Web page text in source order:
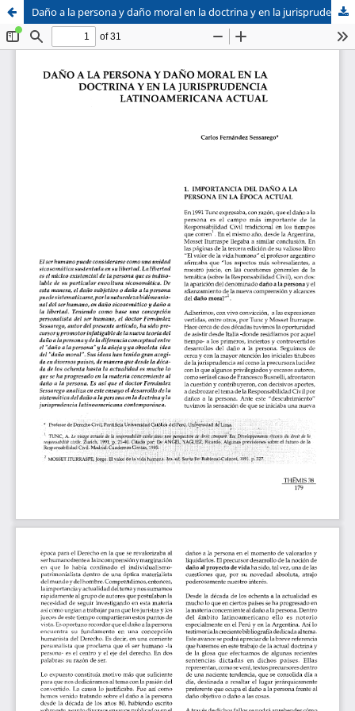
Sistema de
Bibliotecas
Facultad de
Derecho
Daño a la persona y daño moral en la doctrina y en la jurisprudencia Latinoamericana actual